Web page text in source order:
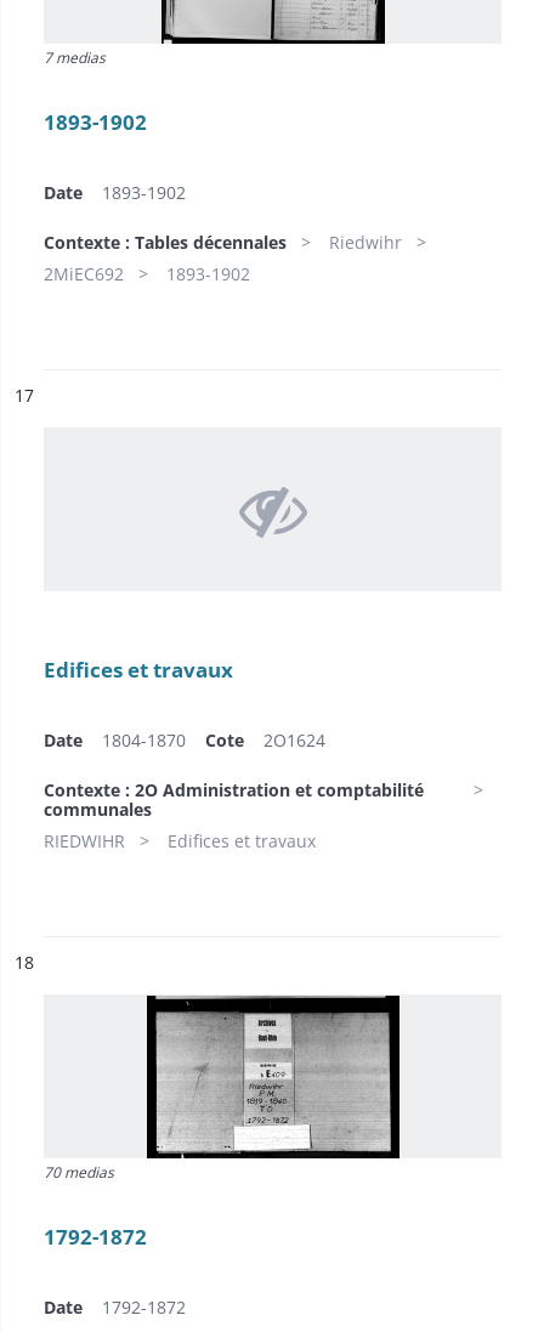
7 medias
1893-1902
Date 1893-1902
Contexte : Tables décennales
Riedwihr
2MiEC692
1893-1902
n°
17
Edifices et travaux
Date 1804-1870 Cote 2O1624
Contexte : 2O Administration et comptabilité
communales
RIEDWIHR
Edifices et travaux
n°
18
70 medias
1792-1872
Date 1792-1872